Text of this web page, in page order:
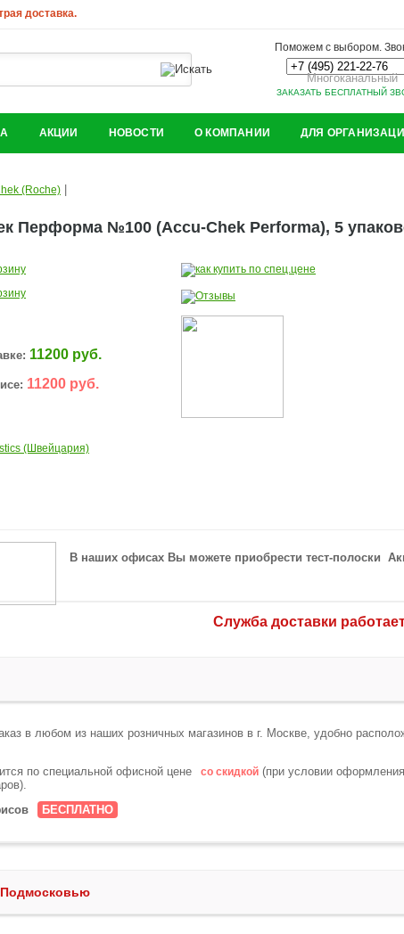
доставка.
Поможем с выбором.
Многоканальный
ЗАКАЗАТЬ БЕСПЛАТНЫЙ
АКЦИИ НОВОСТИ О КОМПАНИИ ДЛЯ
(Roche)
Перформа №100 (Accu-Chek Performa), 5
11200 руб.
11200 руб.
(Швейцария)
В наших офисах Вы можете приобрести тест-полоски
Служба доставки
в любом из наших розничных магазинов в г. Москве, удобно
по специальной офисной цене
со скидкой (при условии оформления
БЕСПЛАТНО
Подмосковью